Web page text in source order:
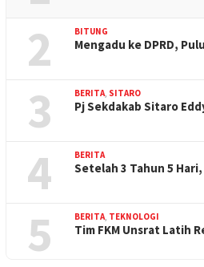
2 BITUNG
Mengadu ke DPRD,
3 BERITA SITARO
Pj Sekdakab Sitaro
4 BERITA
Setelah 3 Tahun 5
5 BERITA TEKNOLOGI
Tim FKM Unsrat Latih